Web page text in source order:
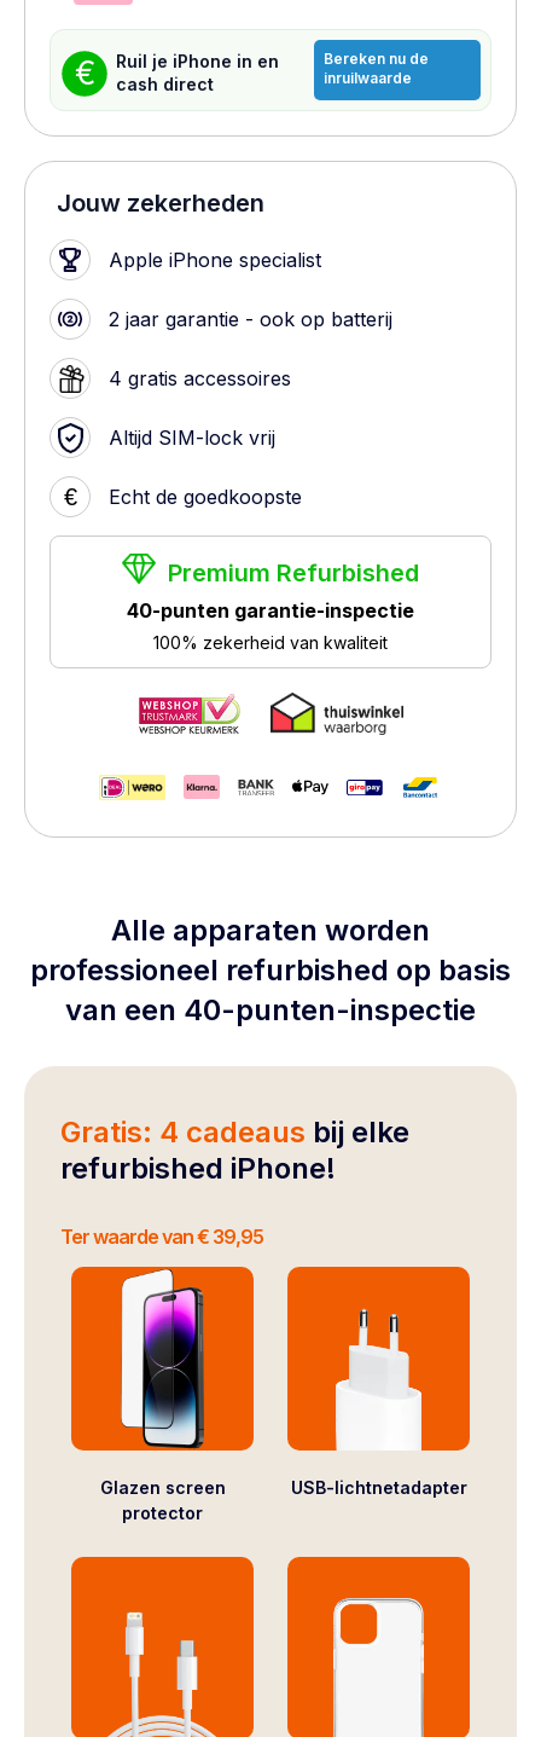
€
Ruil je iPhone in en
cash direct
Bereken nu de
inruilwaarde
Jouw zekerheden
Apple iPhone specialist
2 jaar garantie - ook op batterij
4 gratis accessoires
Altijd SIM-lock vrij
€ Echt de goedkoopste
Premium Refurbished
40-punten garantie-inspectie
100% zekerheid van kwaliteit
Alle apparaten worden
professioneel refurbished op basis
van een 40-punten-inspectie
Gratis: 4 cadeaus bij elke
refurbished iPhone!
Ter waarde van € 39,95
Glazen screen
protector
USB-lichtnetadapter